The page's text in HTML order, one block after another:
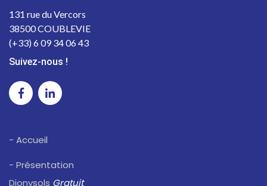
131 rue du Vercors
38500 COUBLEVIE
(+33) 6 09 34 06 43
Suivez-nous !
- Accueil
- Présentation
Dionysols Gratuit